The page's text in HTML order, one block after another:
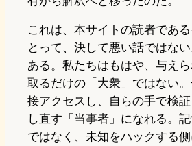
これは、本サイトの読者であ
とって、決して悪い話ではな
ある。私たちはもはや、与え
取るだけの「大衆」ではない
接アクセスし、自らの手で検
し直す「当事者」になれる。
ではなく、未知をハックする側